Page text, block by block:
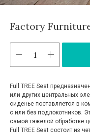
Factory
Full TREE Seat
или других центральных
сиденье поставляется в
с или без подлокотников.
самой тяжелой обработке
Full TREE Seat состоит из